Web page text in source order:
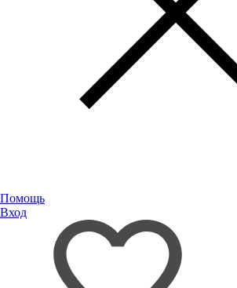
Помощь
Вход